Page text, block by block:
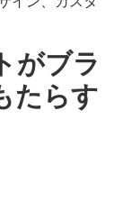
がブラ
たらす